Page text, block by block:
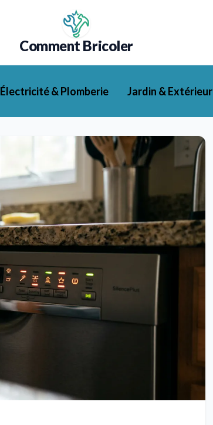
Comment Bricoler
Électricité & Plomberie Jardin & Extérieur